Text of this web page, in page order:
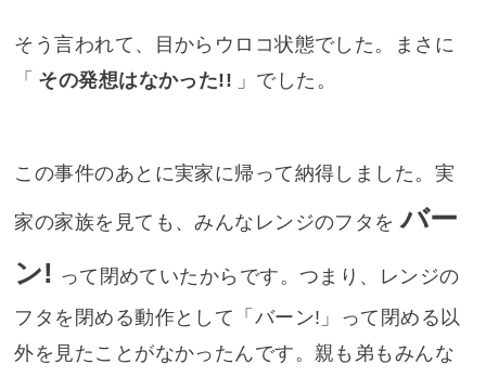
そう言われて、目からウロコ状態でした。まさに
「 その発想はなかった!! 」でした。
この事件のあとに実家に帰って納得しました。実
家の家族を見ても、みんなレンジのフタを バー
ン! って閉めていたからです。つまり、レンジの
フタを閉める動作として「バーン!」って閉める以
外を見たことがなかったんです。親も弟もみんな